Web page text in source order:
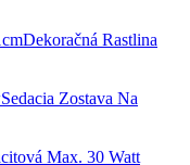
Dekoračná Rastlina
Sedacia Zostava Na